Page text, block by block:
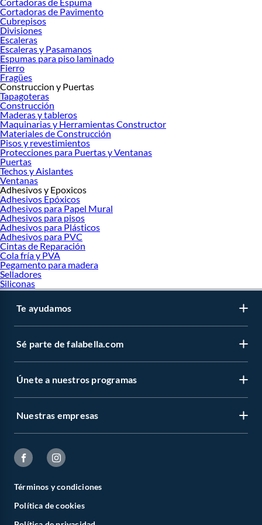
Selladores
Siliconas
Tapagoteras
Cortadoras de Pavimento
Cubrepisos
Divisiones
Escaleras
Escaleras y Pasamanos
Espumas para piso laminado
Fierro
Fragües
Construccion y Puertas
Tapagoteras
Construcción
Maderas y tableros
Maquinarias y Herramientas Constructor
Materiales de Construcción
Pisos y revestimientos
Protecciones para Puertas y Ventanas
Puertas
Techos y Aislantes
Ventanas
Adhesivos y Epoxicos
Adhesivos Epóxicos
Adhesivos para Papel Mural
Adhesivos para pisos
Adhesivos para Plásticos
Adhesivos para PVC
Cintas de Reparación
Cola fría y PVA
Pegamento para madera
Selladores
Siliconas
Te ayudamos
Sé parte de falabella.com
Únete a nuestros programas
Nuestras empresas
Términos y condiciones
Política de cookies